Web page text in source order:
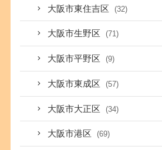
大阪市東住吉区 (32)
大阪市生野区 (71)
大阪市平野区 (9)
大阪市東成区 (57)
大阪市大正区 (34)
大阪市港区 (69)